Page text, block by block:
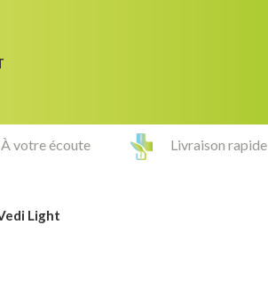
À votre écoute Livraison rapide
Light